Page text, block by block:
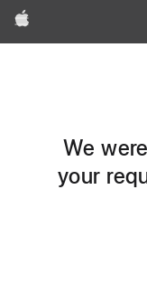
Apple
We
your